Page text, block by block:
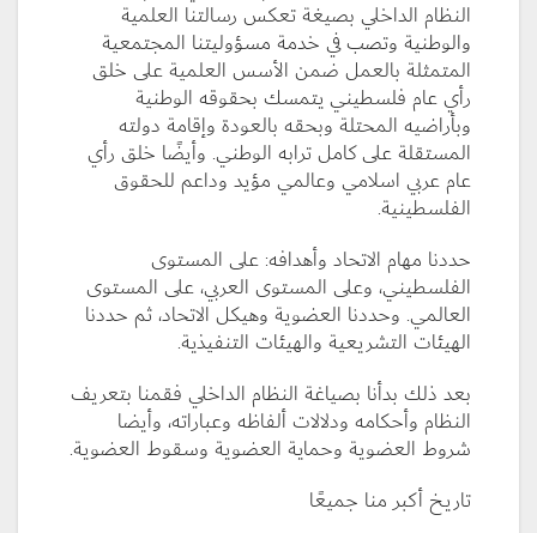
النظام الداخلي بصيغة تعكس رسالتنا العلمية
والوطنية وتصب في خدمة مسؤوليتنا المجتمعية
المتمثلة بالعمل ضمن الأسس العلمية على خلق
رأي عام فلسطيني يتمسك بحقوقه الوطنية
وبأراضيه المحتلة وبحقه بالعودة وإقامة دولته
المستقلة على كامل ترابه الوطني. وأيضًا خلق رأي
عام عربي اسلامي وعالمي مؤيد وداعم للحقوق
الفلسطينية.
حددنا مهام الاتحاد وأهدافه: على المستوى
الفلسطيني، وعلى المستوى العربي، على المستوى
العالمي. وحددنا العضوية وهيكل الاتحاد، ثم حددنا
الهيئات التشريعية والهيئات التنفيذية.
بعد ذلك بدأنا بصياغة النظام الداخلي فقمنا بتعريف
النظام وأحكامه ودلالات ألفاظه وعباراته، وأيضا
شروط العضوية وحماية العضوية وسقوط العضوية.
تاريخ أكبر منا جميعًا